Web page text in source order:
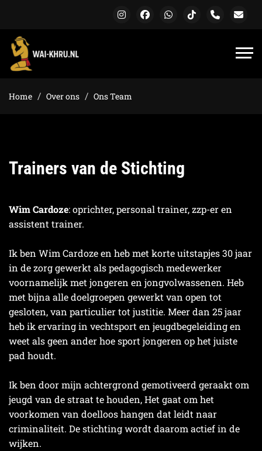
Home Over ons Ons Team
Trainers van de Stichting
Wim Cardoze: oprichter, personal trainer, zzp-er en
assistent trainer.
Ik ben Wim Cardoze en heb met korte uitstapjes 30 jaar
in de zorg gewerkt als pedagogisch medewerker
voornamelijk met jongeren en jongvolwassenen. Heb
met bijna alle doelgroepen gewerkt van open tot
gesloten, van particulier tot justitie. Meer dan 25 jaar
heb ik ervaring in vechtsport en jeugdbegeleiding en
weet als geen ander hoe sport jongeren op het juiste
pad houdt.
Ik ben door mijn achtergrond gemotiveerd geraakt om
jeugd van de straat te houden, Het gaat om het
voorkomen van doelloos hangen dat leidt naar
criminaliteit. De stichting wordt daarom actief in de
wijken.